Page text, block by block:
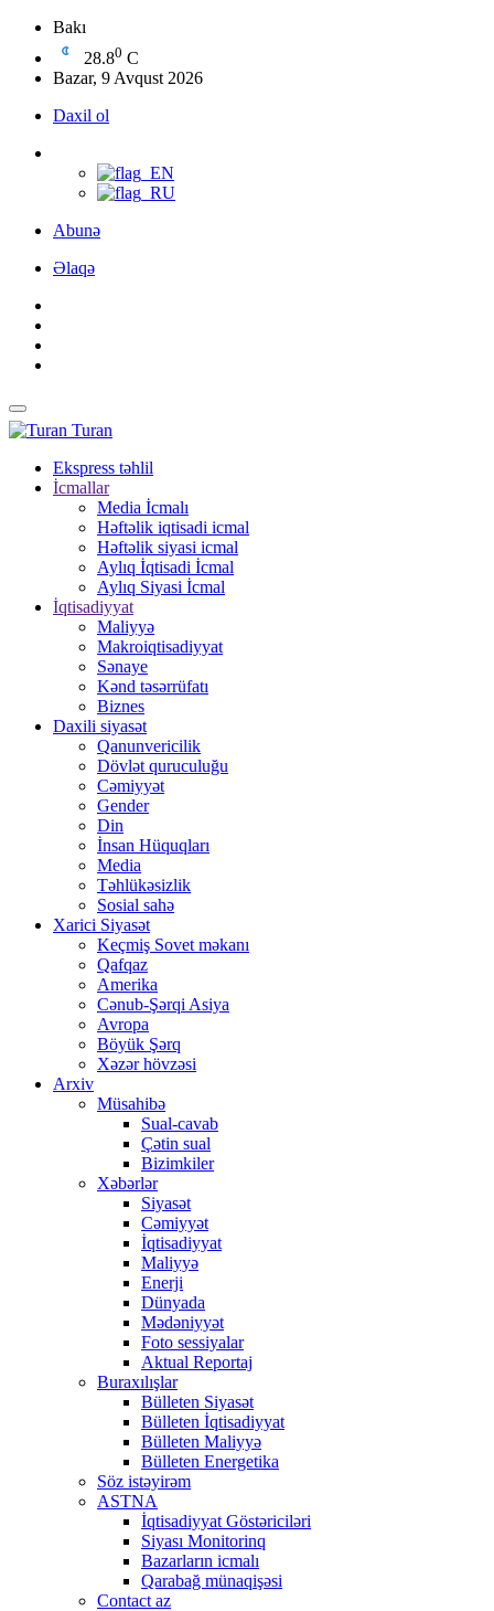
Bakı
28.80 C
Bazar, 9 Avqust 2026
Daxil ol
Abunə
Əlaqə
Turan
Ekspress təhlil
İcmallar
Media İcmalı
Həftəlik iqtisadi icmal
Həftəlik siyasi icmal
Aylıq İqtisadi İcmal
Aylıq Siyasi İcmal
İqtisadiyyat
Maliyyə
Makroiqtisadiyyat
Sənaye
Kənd təsərrüfatı
Biznes
Daxili siyasət
Qanunvericilik
Dövlət quruculuğu
Cəmiyyət
Gender
Din
İnsan Hüquqları
Media
Təhlükəsizlik
Sosial sahə
Xarici Siyasət
Keçmiş Sovet məkanı
Qafqaz
Amerika
Cənub-Şərqi Asiya
Avropa
Böyük Şərq
Xəzər hövzəsi
Arxiv
Müsahibə
Sual-cavab
Çətin sual
Bizimkiler
Xəbərlər
Siyasət
Cəmiyyət
İqtisadiyyat
Maliyyə
Enerji
Dünyada
Mədəniyyət
Foto sessiyalar
Aktual Reportaj
Buraxılışlar
Bülleten Siyasət
Bülleten İqtisadiyyat
Bülleten Maliyyə
Bülleten Energetika
Söz istəyirəm
ASTNA
İqtisadiyyat Göstəriciləri
Siyası Monitorinq
Bazarların icmalı
Qarabağ münaqişəsi
Contact az